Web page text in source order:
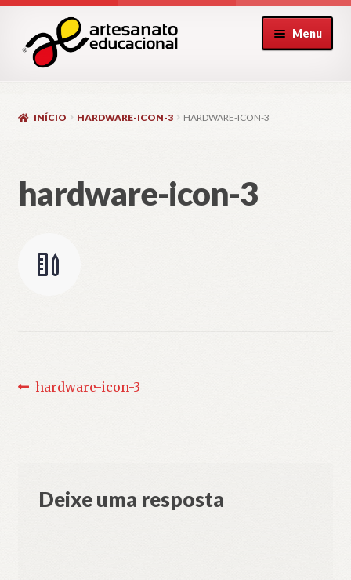
para
navegação
para
conteúdo
Menu
INÍCIO HARDWARE-ICON-3 HARDWARE-ICON-3
hardware-icon-3
Navegação
Post
hardware-icon-3
Deixe uma resposta